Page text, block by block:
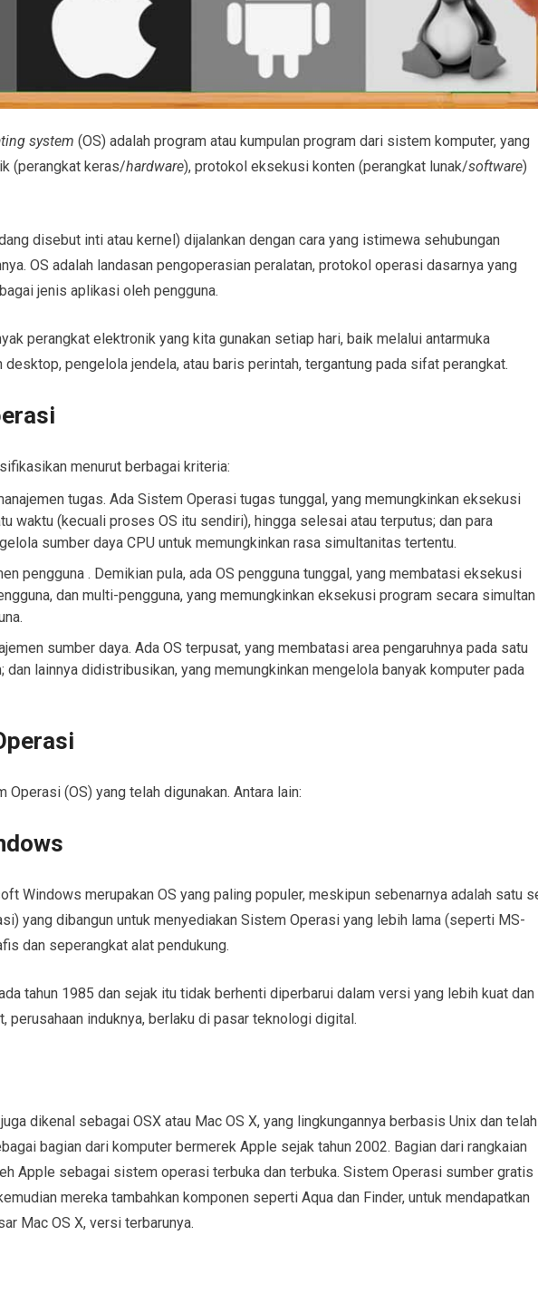
system (OS) adalah program atau kumpulan program dari sistem komputer, yang
(perangkat keras/hardware), protokol eksekusi konten (perangkat lunak/software)
disebut inti atau kernel) dijalankan dengan cara yang istimewa sehubungan
OS adalah landasan pengoperasian peralatan, protokol operasi dasarnya yang
jenis aplikasi oleh pengguna.
perangkat elektronik yang kita gunakan setiap hari, baik melalui antarmuka
desktop, pengelola jendela, atau baris perintah, tergantung pada sifat perangkat.
menurut berbagai kriteria:
tugas. Ada Sistem Operasi tugas tunggal, yang memungkinkan eksekusi
waktu (kecuali proses OS itu sendiri), hingga selesai atau terputus; dan para
sumber daya CPU untuk memungkinkan rasa simultanitas tertentu.
pengguna . Demikian pula, ada OS pengguna tunggal, yang membatasi eksekusi
dan multi-pengguna, yang memungkinkan eksekusi program secara simultan
sumber daya. Ada OS terpusat, yang membatasi area pengaruhnya pada satu
dan lainnya didistribusikan, yang memungkinkan mengelola banyak komputer pada
Operasi (OS) yang telah digunakan. Antara lain:
Windows merupakan OS yang paling populer, meskipun sebenarnya adalah satu
yang dibangun untuk menyediakan Sistem Operasi yang lebih lama (seperti MS-
dan seperangkat alat pendukung.
tahun 1985 dan sejak itu tidak berhenti diperbarui dalam versi yang lebih kuat dan
perusahaan induknya, berlaku di pasar teknologi digital.
dikenal sebagai OSX atau Mac OS X, yang lingkungannya berbasis Unix dan telah
bagian dari komputer bermerek Apple sejak tahun 2002. Bagian dari rangkaian
Apple sebagai sistem operasi terbuka dan terbuka. Sistem Operasi sumber gratis
mereka tambahkan komponen seperti Aqua dan Finder, untuk mendapatkan
Mac OS X, versi terbarunya.